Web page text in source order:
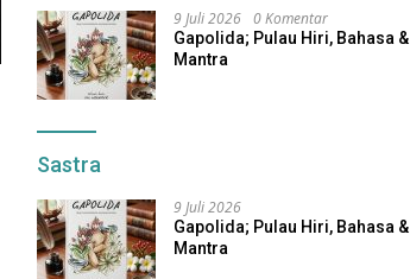
9 Juli 2026 0 Komentar
Gapolida; Pulau Hiri, Bahasa &
Mantra
Sastra
9 Juli 2026
Gapolida; Pulau Hiri, Bahasa &
Mantra